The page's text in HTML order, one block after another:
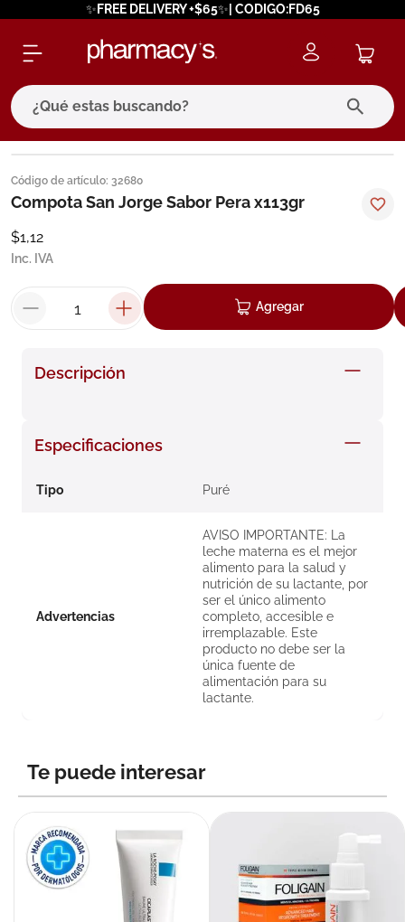
✨FREE DELIVERY +$65✨| CODIGO:FD65
¿Qué estas buscando?
Código de artículo: 32680
Compota San Jorge Sabor Pera x113gr
$1,12
Inc. IVA
Agregar
Descripción
Especificaciones
Tipo Puré
Advertencias
AVISO IMPORTANTE: La
leche materna es el mejor
alimento para la salud y
nutrición de su lactante, por
ser el único alimento
completo, accesible e
irremplazable. Este
producto no debe ser la
única fuente de
alimentación para su
lactante.
Te puede interesar
términos más buscados
1. eucerin
2
3.
5. cerave
9. pañales
10.nivea